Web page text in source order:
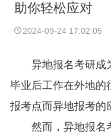
助你轻松应对
2024-09-24 17:02:05
异地报名考研成
毕业后工作在外地的
报考点而异地报考的
然而，异地报名